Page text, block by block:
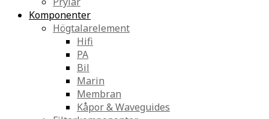
Komponenter
Högtalarelement
Hifi
PA
Bil
Marin
Membran
Kåpor & Waveguides